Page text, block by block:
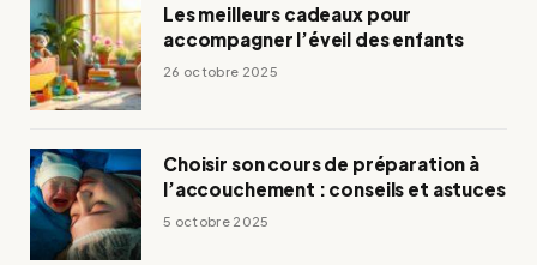
Les meilleurs cadeaux pour
accompagner l’éveil des enfants
26 octobre 2025
Choisir son cours de préparation à
l’accouchement : conseils et astuces
5 octobre 2025